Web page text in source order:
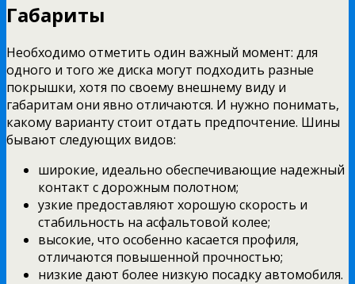
Габариты
Необходимо отметить один важный момент: для
одного и того же диска могут подходить разные
покрышки, хотя по своему внешнему виду и
габаритам они явно отличаются. И нужно понимать,
какому варианту стоит отдать предпочтение. Шины
бывают следующих видов:
широкие, идеально обеспечивающие надежный
контакт с дорожным полотном;
узкие предоставляют хорошую скорость и
стабильность на асфальтовой колее;
высокие, что особенно касается профиля,
отличаются повышенной прочностью;
низкие дают более низкую посадку автомобиля.